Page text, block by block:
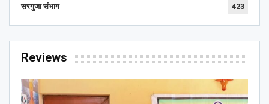
सरगुजा संभाग 423
Reviews